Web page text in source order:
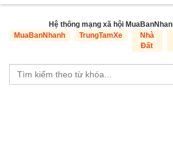
Hệ thống mạng xã hội
MuaBanNhanh
TrungTamXe
Nhà
Đất